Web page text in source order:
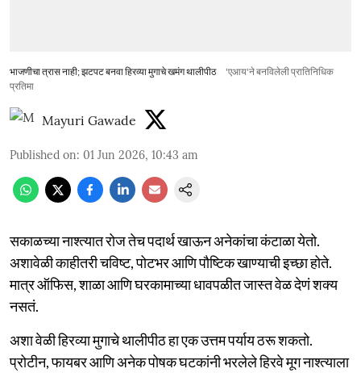
भाजणीचा त्रास नाही; झटपट बनवा हिरव्या मुगाचे खमंग थालीपीठ
'एआय'ने बनविलेली प्रातिनिधिक
प्रतिमा
Mayuri Gawade
Published on: 01 Jun 2026, 10:43 am
सकाळच्या नाश्त्यात रोज तेच पदार्थ खाऊन अनेकांचा कंटाळा येतो.
अशावेळी काहीतरी चविष्ट, पोटभर आणि पौष्टिक खाण्याची इच्छा होते.
मात्र ऑफिस, शाळा आणि घरकामाच्या धावपळीत जास्त वेळ देणं शक्य
नसतं.
अशा वेळी हिरव्या मुगाचे थालीपीठ हा एक उत्तम पर्याय ठरू शकतो.
प्रोटीन, फायबर आणि अनेक पोषक घटकांनी भरलेले हिरवे मूग नाश्त्याला